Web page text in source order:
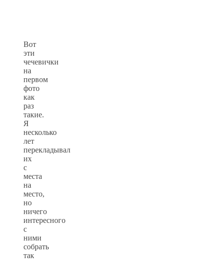
Вот
эти
чечевички
на
первом
фото
как
раз
такие.
Я
несколько
лет
перекладывал
их
с
места
на
место,
но
ничего
интересного
с
ними
собрать
так